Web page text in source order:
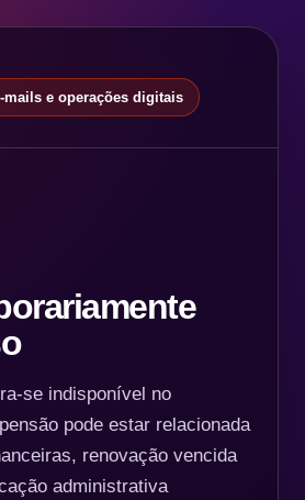
mails e operações digitais
se indisponível no
pode estar relacionada
renovação vencida
administrativa